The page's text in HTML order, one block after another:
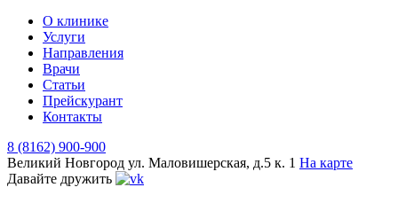
О клинике
Услуги
Направления
Врачи
Статьи
Прейскурант
Контакты
8 (8162) 900-900
Великий Новгород ул. Маловишерская, д.5 к. 1 На карте
Давайте дружить